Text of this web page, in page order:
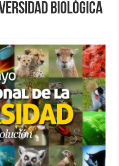
Biológica